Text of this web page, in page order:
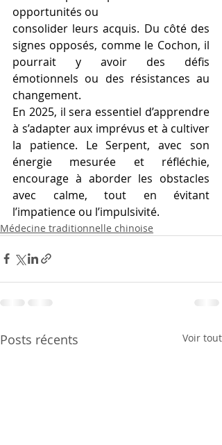
opportunités ou
consolider leurs acquis. Du côté des
signes opposés, comme le Cochon, il
pourrait y avoir des défis
émotionnels ou des résistances au
changement.
En 2025, il sera essentiel d’apprendre
à s’adapter aux imprévus et à cultiver
la patience. Le Serpent, avec son
énergie mesurée et réfléchie,
encourage à aborder les obstacles
avec calme, tout en évitant
l’impatience ou l’impulsivité.
Médecine traditionnelle chinoise
Posts récents Voir tout